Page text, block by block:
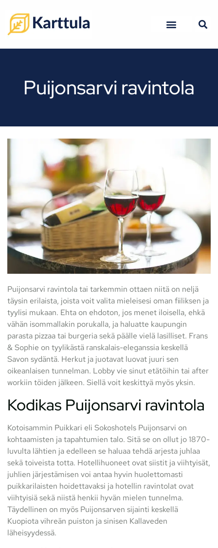
Puijonsarvi ravintola
Puijonsarvi ravintola tai tarkemmin ottaen niitä on neljä
täysin erilaista, joista voit valita mieleisesi oman fiiliksen ja
tyylisi mukaan. Ehta on ehdoton, jos menet iloisella, ehkä
vähän isommallakin porukalla, ja haluatte kaupungin
parasta pizzaa tai burgeria sekä päälle vielä lasilliset. Frans
& Sophie on tyylikästä ranskalais-eleganssia keskellä
Savon sydäntä. Herkut ja juotavat luovat juuri sen
oikeanlaisen tunnelman. Lobby vie sinut etätöihin tai after
workiin töiden jälkeen. Siellä voit keskittyä myös yksin.
Kodikas Puijonsarvi ravintola
Kotoisammin Puikkari eli Sokoshotels Puijonsarvi on
kohtaamisten ja tapahtumien talo. Sitä se on ollut jo 1870-
luvulta lähtien ja edelleen se haluaa tehdä arjesta juhlaa
sekä toiveista totta. Hotellihuoneet ovat siistit ja viihtyisät,
juhlien järjestämisen voi antaa hyvin huolettomasti
puikkarilaisten hoidettavaksi ja hotellin ravintolat ovat
viihtyisiä sekä niistä henkii hyvän mielen tunnelma.
Täydellinen on myös Puijonsarven sijainti keskellä
Kuopiota vihreän puiston ja sinisen Kallaveden
läheisyydessä.